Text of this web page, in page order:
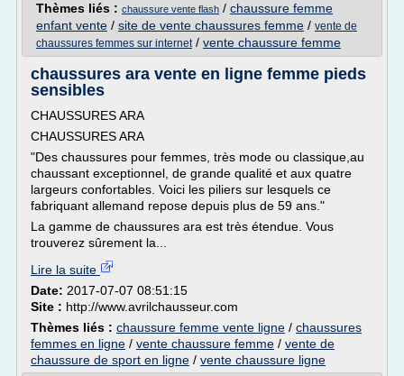
Thèmes liés : chaussure vente flash / chaussure femme
enfant vente / site de vente chaussures femme / vente de
chaussures femmes sur internet/ vente chaussure femme
chaussures ara vente en ligne femme pieds
sensibles
CHAUSSURES ARA
CHAUSSURES ARA
"Des chaussures pour femmes, très mode ou classique,au
chaussant exceptionnel, de grande qualité et aux quatre
largeurs confortables. Voici les piliers sur lesquels ce
fabriquant allemand repose depuis plus de 59 ans."
La gamme de chaussures ara est très étendue. Vous
trouverez sûrement la...
Lire la suite
Date: 2017-07-07 08:51:15
Site : http://www.avrilchausseur.com
Thèmes liés : chaussure femme vente ligne / chaussures
femmes en ligne / vente chaussure femme / vente de
chaussure de sport en ligne / vente chaussure ligne